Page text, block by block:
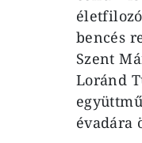
bencés
Szent
Loránd
évadára